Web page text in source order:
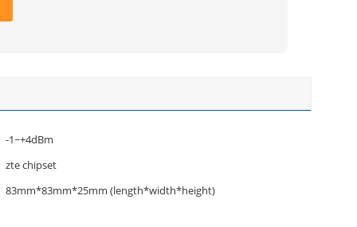
-1~+4dBm
zte chipset
83mm*83mm*25mm (length*width*height)